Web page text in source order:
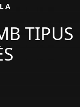
TIPUS